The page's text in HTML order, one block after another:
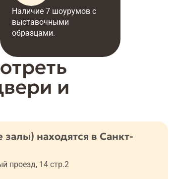
Наличие 7 шоурумов с
выставочными
образцами.
и
находятся в Санкт-
проезд, 14 стр.2